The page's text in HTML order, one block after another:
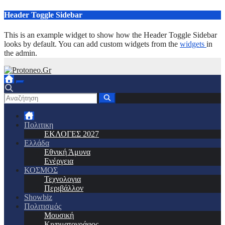
Μετάβαση
περιεχόμενο
Header Toggle Sidebar
This is an example widget to show how the Header Toggle Sidebar
looks by default. You can add custom widgets from the widgets in
the admin.
Πολιτικη
ΕΚΛΟΓΕΣ 2027
Ελλάδα
Εθνική Άμυνα
Ενέργεια
ΚΟΣΜΟΣ
Τεχνολογια
Περιβάλλον
Showbiz
Πολιτισμός
Μουσική